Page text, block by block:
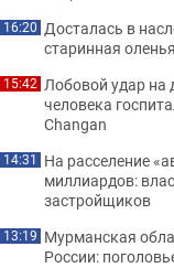
16:20 Досталась в
старинная
15:42 Лобовой удар на
человека
Changan
14:31 На расселение
миллиардов:
застройщиков
13:19 Мурманская
России: